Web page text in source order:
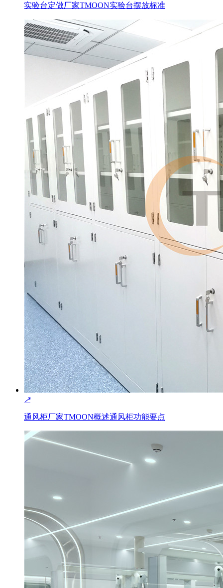
实验台定做厂家TMOON实验台摆放标准
↗
通风柜厂家TMOON概述通风柜功能要点